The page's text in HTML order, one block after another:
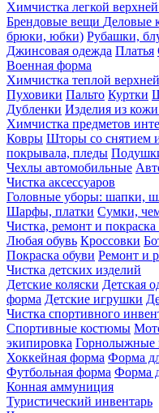
Химчистка легкой
Брендовые вещи Деловые
брюки, юбки) Рубашки,
Джинсовая одежда Платья
Военная форма
Химчистка теплой
Пуховики Пальто Куртки
Дубленки Изделия из
Химчистка предметов
Ковры Шторы со снятием и
покрывала, пледы
Чехлы автомобильные
Чистка аксессуаров
Головные уборы: шапки,
Шарфы, платки Сумки,
Чистка, ремонт и покраска
Любая обувь Кроссовки
Покраска обуви Ремонт и
Чистка детских изделий
Детские коляски Детская
форма Детские игрушки
Чистка спортивного
Спортивные костюмы
экипировка Горнолыжные
Хоккейная форма Форма
Футбольная форма Форма
Конная аммуниция
Туристический инвентарь